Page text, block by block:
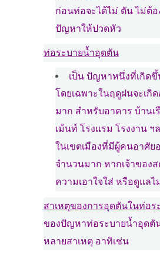
ก่อนท่อจะได้ไม่ ตัน ไม่ต้
ปัญหาให้ปวดหัว
ท่อระบายน้ำอุดตัน
เป็น ปัญหาหนึ่งที่เกิดขึ้
โดยเฉพาะในฤดูฝนจะเกิ
มาก สำหรับอาคาร บ้านเ
เม้นท์ โรงแรม โรงงาน ฯ
ในเขตเมืองที่มีผู้คนอาศัย
จำนวนมาก หากเจ้าของ
ความเอาใจใส่ หรือดูแลไ
สาเหตุของการอุดตันในท่อร
ของปัญหาท่อระบายน้ำอุดตั
หลายสาเหตุ อาทิเช่น